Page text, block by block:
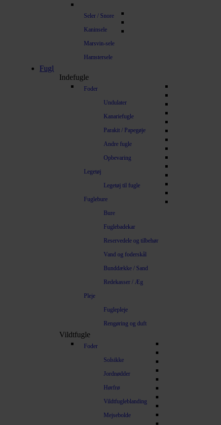
Seler / Snore
Kaninsele
Marsvin-sele
Hamstersele
Fugl
Indefugle
Foder
Undulater
Kanariefugle
Parakit / Papegøje
Andre fugle
Opbevaring
Legetøj
Legetøj til fugle
Fuglebure
Bure
Fuglebadekar
Reservedele og tilbehør
Vand og foderskål
Bunddække / Sand
Redekasser / Æg
Pleje
Fuglepleje
Rengøring og duft
Vildtfugle
Foder
Solsikke
Jordnødder
Hørfrø
Vildtfugleblanding
Mejsebolde